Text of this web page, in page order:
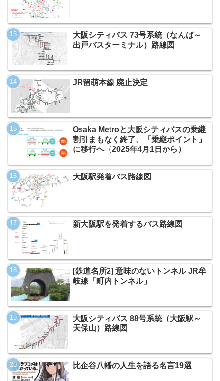
大阪シティバス 73号系統（なんば～
出戸バスターミナル）路線図
JR留萌本線 廃止決定
Osaka Metroと大阪シティバスの乗継
割引まもなく終了、「乗継ポイント」
に移行へ（2025年4月1日から）
大阪駅発着バス路線図
新大阪駅を発着するバス路線図
[鉄道名所2] 意味のないトンネル JR牟
岐線「町内トンネル」
大阪シティバス 88号系統（大阪駅～
天保山）路線図
比企谷八幡の人生を語る名言19選